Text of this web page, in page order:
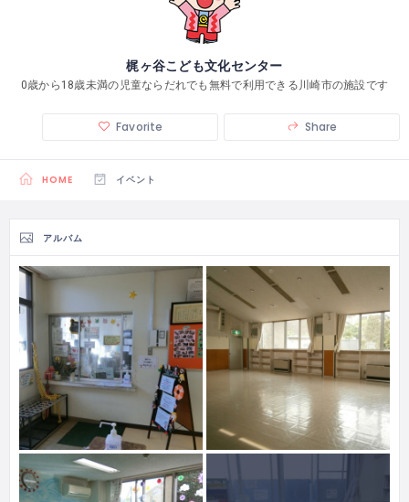
梶ヶ谷こども文化センター
0歳から18歳未満の児童ならだれでも無料で利用できる川崎市の施設です
Favorite Share
HOME イベント
アルバム